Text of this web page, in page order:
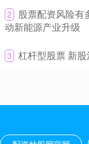
“8点30分准时抢国债
户在社交媒体上发帖
在线股票配资网
在线股票配资网
2
股票配资风险有
动新能源产业升级
3 杠杆型股票 新